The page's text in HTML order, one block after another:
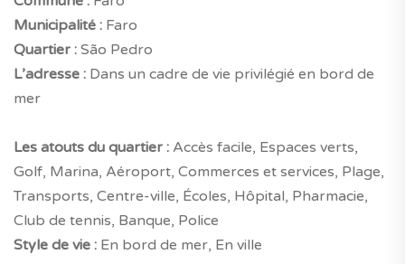
Municipalité : Faro
Quartier : São Pedro
L’adresse : Dans un cadre de vie privilégié en bord de
mer
Les atouts du quartier : Accès facile, Espaces verts,
Golf, Marina, Aéroport, Commerces et services, Plage,
Transports, Centre-ville, Écoles, Hôpital, Pharmacie,
Club de tennis, Banque, Police
Style de vie : En bord de mer, En ville